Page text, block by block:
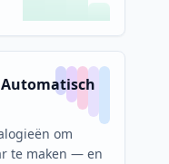
om
te maken — en